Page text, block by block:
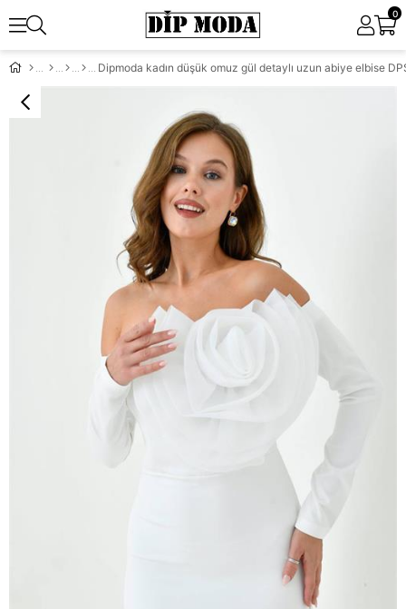
0
Dipmoda kadın düşük omuz gül detaylı uzun abiye elbise